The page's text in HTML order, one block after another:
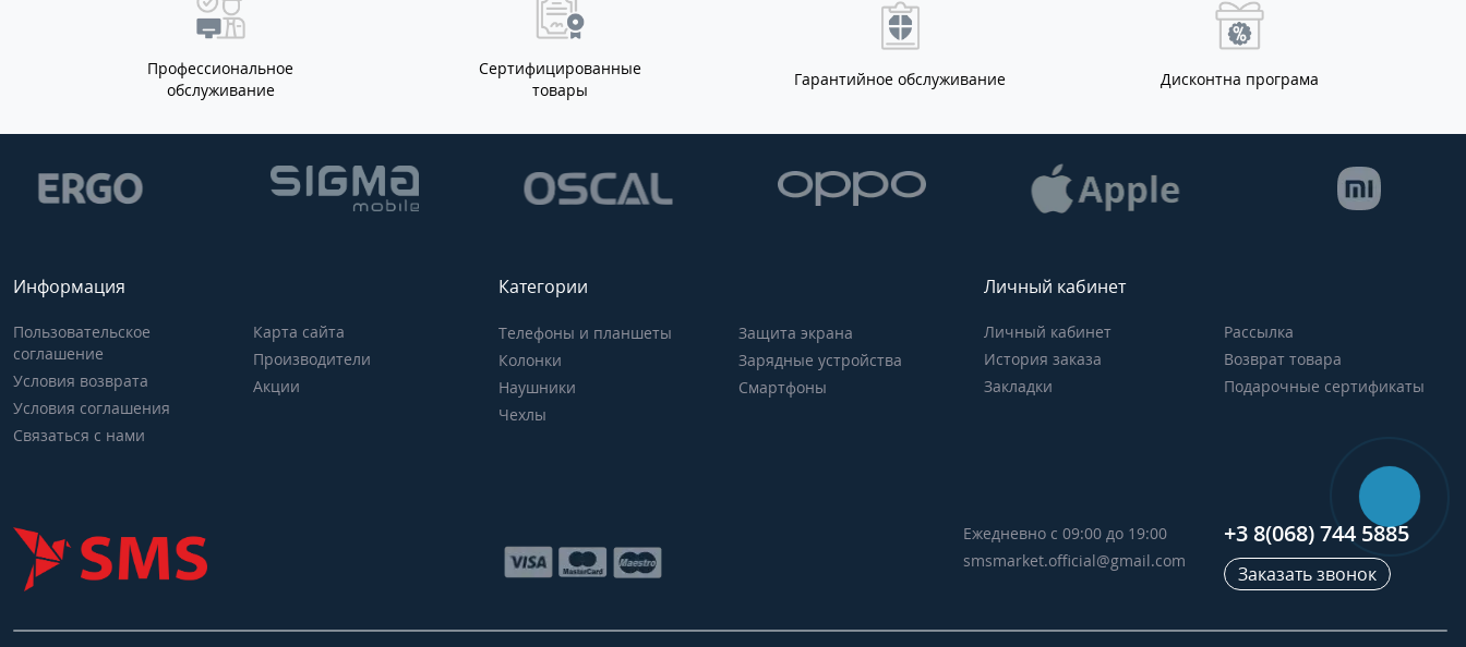
Профессиональное
обслуживание
Сертифицированные
товары
Гарантийное обслуживание Дисконтна програма
Информация
Пользовательское
соглашение
Условия возврата
Условия соглашения
Связаться с нами
Карта сайта
Производители
Акции
Категории
Телефоны и планшеты
Колонки
Наушники
Чехлы
Защита экрана
Зарядные устройства
Смартфоны
Личный кабинет
Личный кабинет
История заказа
Закладки
Рассылка
Возврат товара
Подарочные сертификаты
Ежедневно с 09:00 до 19:00
smsmarket.official@gmail.com
+3 8(068) 744 5885
Заказать звонок